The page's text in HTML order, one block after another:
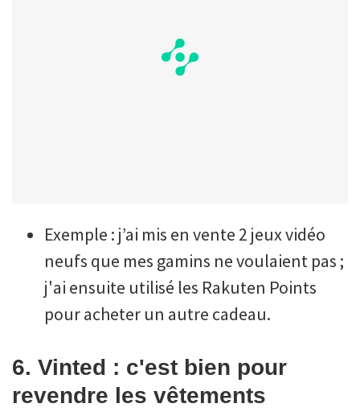
Exemple : j’ai mis en vente 2 jeux vidéo
neufs que mes gamins ne voulaient pas ;
j'ai ensuite utilisé les Rakuten Points
pour acheter un autre cadeau.
6. Vinted : c'est bien pour
revendre les vêtements